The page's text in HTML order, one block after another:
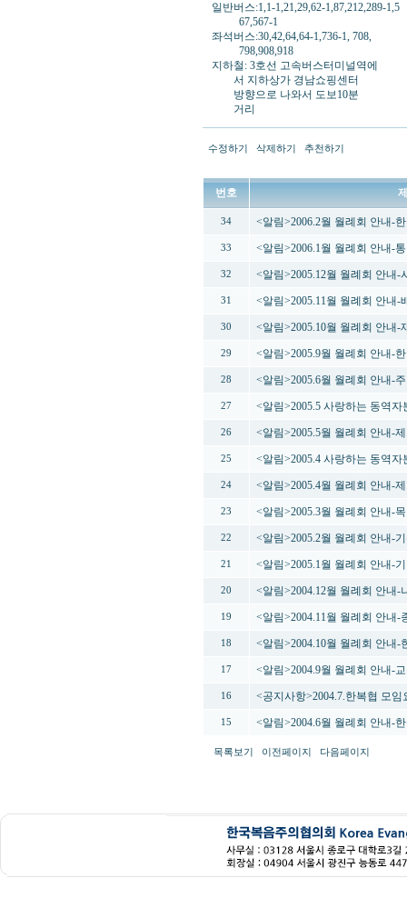
일반버스:1,1-1,21,29,62-1,87,212,289-1,5
67,567-1
좌석버스:30,42,64,64-1,736-1, 708,
798,908,918
지하철: 3호선 고속버스터미널역에
서 지하상가 경남쇼핑센터
방향으로 나와서 도보10분
거리
수정하기 삭제하기 추천하기
번호
34 <알림>2006.2월 월례회 안내-
33 <알림>2006.1월 월례회 안내-
32 <알림>2005.12월 월례회 안내-
31 <알림>2005.11월 월례회 안내
30 <알림>2005.10월 월례회 안내-
29 <알림>2005.9월 월례회 안내-
28 <알림>2005.6월 월례회 안내-
27 <알림>2005.5 사랑하는 동역
26 <알림>2005.5월 월례회 안내-
25 <알림>2005.4 사랑하는 동역
24 <알림>2005.4월 월례회 안내-
23 <알림>2005.3월 월례회 안내-
22 <알림>2005.2월 월례회 안내-
21 <알림>2005.1월 월례회 안내-
20 <알림>2004.12월 월례회 안내-
19 <알림>2004.11월 월례회 안내-
18 <알림>2004.10월 월례회 안내-
17 <알림>2004.9월 월례회 안내-
16 <공지사항>2004.7.한복협 모
15 <알림>2004.6월 월례회 안내-
목록보기 이전페이지 다음페이지